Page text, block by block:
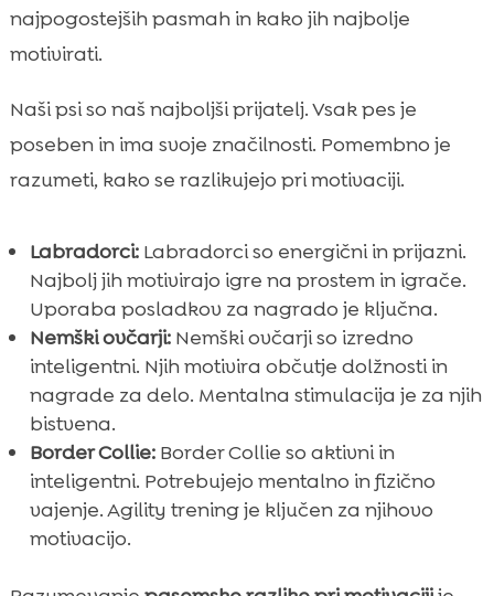
najpogostejših pasmah in kako jih najbolje
motivirati.
Naši psi so naš najboljši prijatelj. Vsak pes je
poseben in ima svoje značilnosti. Pomembno je
razumeti, kako se razlikujejo pri motivaciji.
Labradorci:Labradorci so energični in prijazni.
Najbolj jih motivirajo igre na prostem in igrače.
Uporaba posladkov za nagrado je ključna.
Nemški ovčarji:Nemški ovčarji so izredno
inteligentni. Njih motivira občutje dolžnosti in
nagrade za delo. Mentalna stimulacija je za njih
bistvena.
Border Collie:Border Collie so aktivni in
inteligentni. Potrebujejo mentalno in fizično
vajenje. Agility trening je ključen za njihovo
motivacijo.